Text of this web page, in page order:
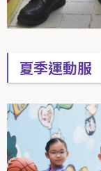
夏季運動服